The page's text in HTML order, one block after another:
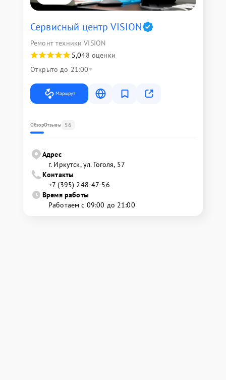
Сервисный центр VISION
Ремонт техники VISION
5,048 оценки
Открыто до 21:00
Маршрут
ОбзорОтзывы 56
Адрес
г. Иркутск, ул. ​Гоголя, 57
Контакты
+7 (395) 248-47-56
Время работы
Работаем с 09:00 до 21:00